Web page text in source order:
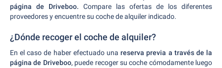
página de Driveboo. Compare las ofertas de los diferentes
proveedores y encuentre su coche de alquiler indicado.
¿Dónde recoger el coche de alquiler?
En el caso de haber efectuado unareserva previa a través de la
página de Driveboo, puede recoger su coche cómodamente luego